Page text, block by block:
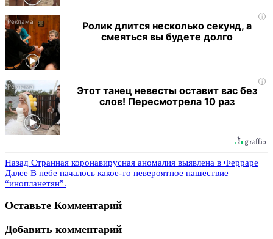
i
Ролик длится несколько секунд, а
смеяться вы будете долго
i
Этот танец невесты оставит вас без
слов! Пересмотрела 10 раз
Назад Странная коронавирусная аномалия выявлена в Ферраре
Далее В небе началось какое-то невероятное нашествие
“инопланетян”.
Оставьте Комментарий
Добавить комментарий